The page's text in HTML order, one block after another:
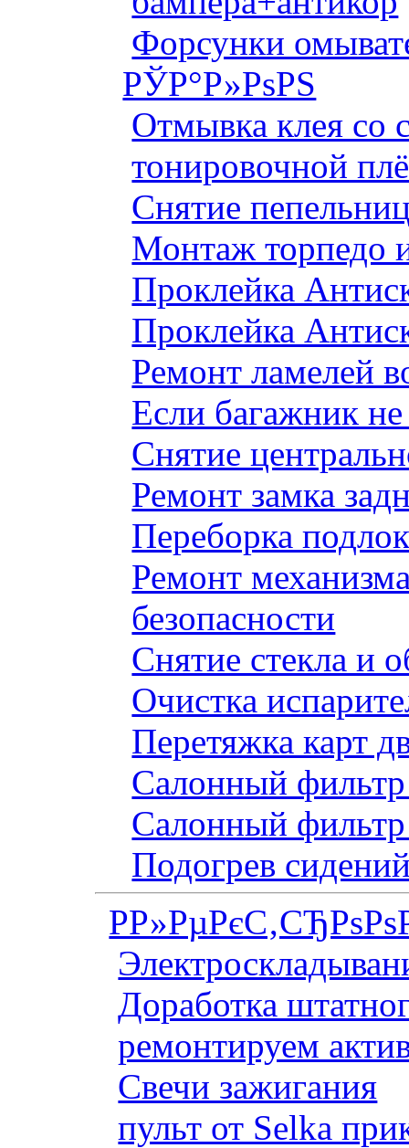
Форсунки
РЎР°Р»РѕРЅ
Отмывка клея со
тонировочной
Снятие
Монтаж торпедо
Проклейка
Проклейка
Ремонт ламелей
Если багажник
Снятие
Ремонт замка
Переборка
Ремонт
безопасности
Снятие стекла и
Очистка
Перетяжка карт
Салонный фильтр
Салонный фильтр
Подогрев
Доработка
ремонтируем
Свечи зажигания
пульт от Selka